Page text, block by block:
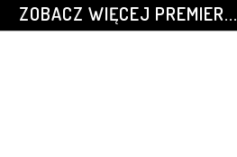
ZOBACZ WIĘCEJ PREMIER...